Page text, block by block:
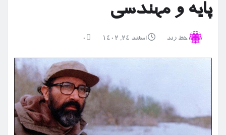
پایه و مهندسی
خط رند اسفند ۲۴, ۱۴۰۲ 0